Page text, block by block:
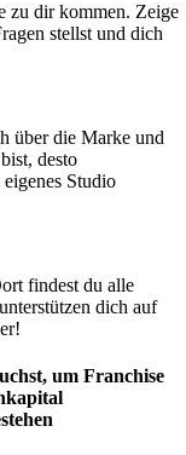
zu dir kommen. Zeige
stellst und dich
über die Marke und
desto
Studio
findest du alle
dich auf
um Franchise